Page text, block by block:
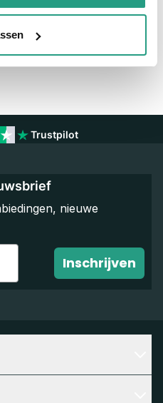
vr van 08:00 tot 17:00 uur.
met ons op
Trustpilot
nieuwe
Inschrijven